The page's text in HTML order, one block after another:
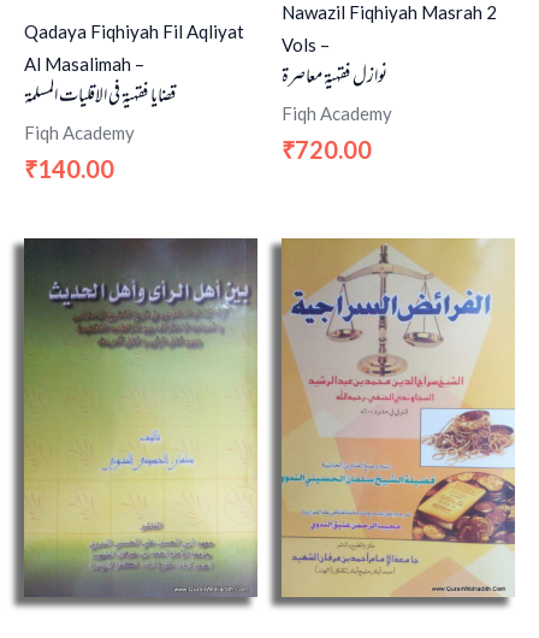
Qadaya Fiqhiyah Fil Aqliyat
Al Masalimah –
قضایا فقہیۃ في الاقلیات المسلمۃ
Fiqh Academy
₹140.00
Nawazil Fiqhiyah Masrah 2
Vols –
نوازل فقہیۃ معاصرۃ
Fiqh Academy
₹720.00